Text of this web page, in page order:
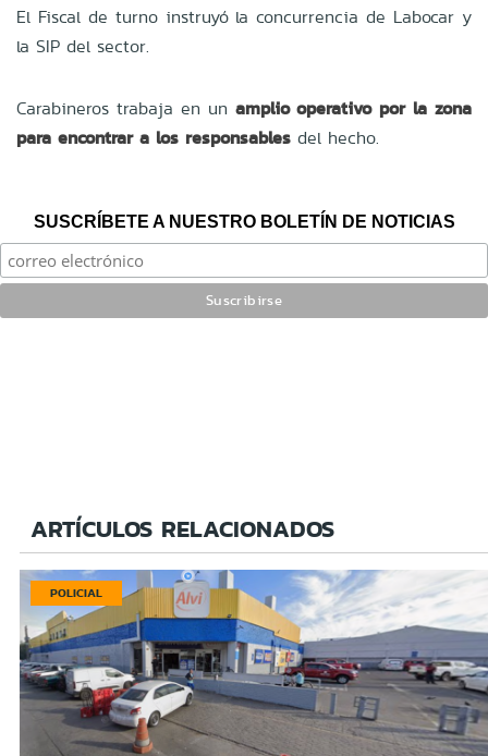
El Fiscal de turno instruyó la concurrencia de Labocar y
la SIP del sector.
Carabineros trabaja en un amplio operativo por la zona
para encontrar a los responsables del hecho.
SUSCRÍBETE A NUESTRO BOLETÍN DE NOTICIAS
ARTÍCULOS RELACIONADOS
POLICIAL